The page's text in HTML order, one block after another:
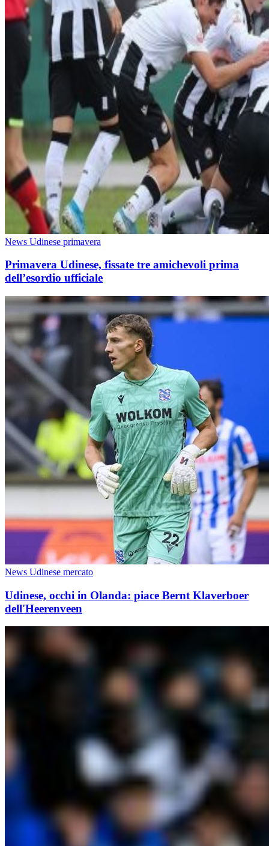
News Udinese primavera
Primavera Udinese, fissate tre amichevoli prima
dell’esordio ufficiale
News Udinese mercato
Udinese, occhi in Olanda: piace Bernt Klaverboer
dell'Heerenveen